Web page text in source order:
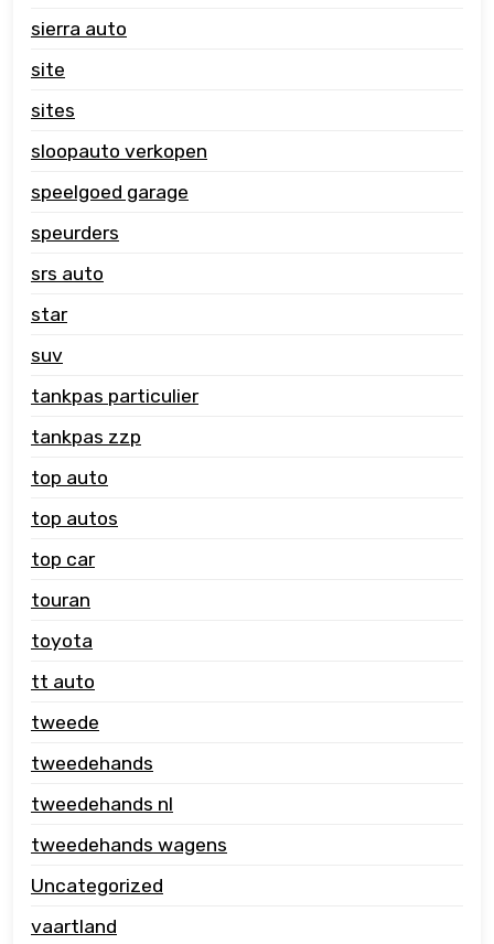
sierra auto
site
sites
sloopauto verkopen
speelgoed garage
speurders
srs auto
star
suv
tankpas particulier
tankpas zzp
top auto
top autos
top car
touran
toyota
tt auto
tweede
tweedehands
tweedehands nl
tweedehands wagens
Uncategorized
vaartland